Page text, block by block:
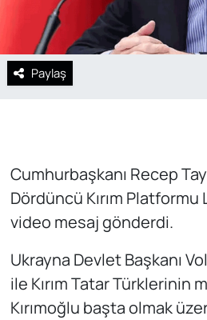
Paylaş
Cumhurbaşkanı Recep
Dördüncü Kırım
video mesaj gönderdi.
Ukrayna Devlet Başkanı
ile Kırım Tatar Türklerinin
Kırımoğlu başta olmak